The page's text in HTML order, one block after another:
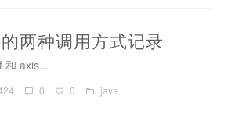
两种调用方式记录
和 axis...
0 0 java